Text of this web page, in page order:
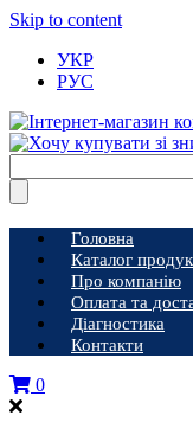
Skip to content
УКР
РУС
Головна
Каталог
Про компанію
Оплата та
Діагностика
Контакти
0